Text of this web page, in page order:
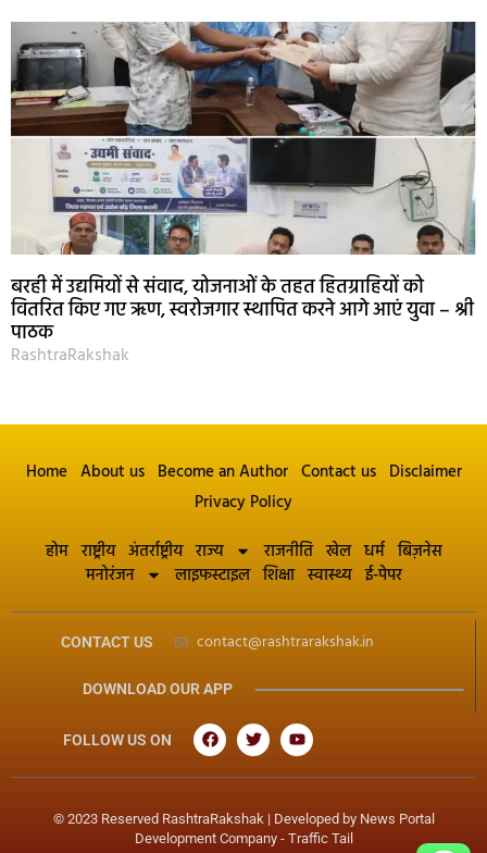
बरही में उद्यमियों से संवाद, योजनाओं के तहत हितग्राहियों को
वितरित किए गए ऋण, स्वरोजगार स्थापित करने आगे आएं युवा – श्री
पाठक
RashtraRakshak
Home About us Become an Author Contact us Disclaimer
Privacy Policy
होम राष्ट्रीय अंतर्राष्ट्रीय राज्य राजनीति खेल धर्म बिज़नेस
मनोरंजन
लाइफस्टाइल शिक्षा स्वास्थ्य ई-पेपर
CONTACT US contact@rashtrarakshak.in
DOWNLOAD OUR APP
FOLLOW US ON
© 2023 Reserved RashtraRakshak | Developed by News Portal
Development Company- Traffic Tail